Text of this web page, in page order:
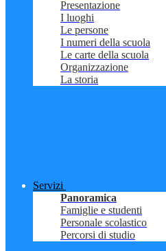
Presentazione
I luoghi
Le persone
I numeri della scuola
Le carte della scuola
Organizzazione
La storia
Servizi
Panoramica
Famiglie e studenti
Personale scolastico
Percorsi di studio